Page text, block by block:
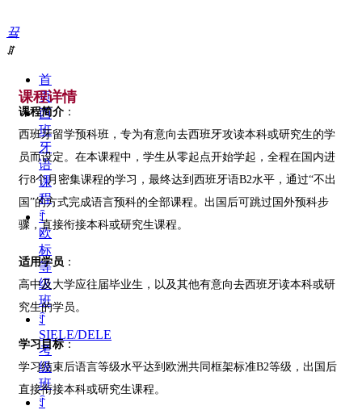
끀
ꁲ
首
页
西
班
牙
语
课
程
ꄷ
欧
标
等
级
班
ꄷ
SIELE/DELE
考
级
班
ꄷ
课程详情
课程简介 ：
西班牙留学预科班，专为有意向去西班牙攻读本科或研究生的学
员而设定。在本课程中，学生从零起点开始学起，全程在国内进
行8个月密集课程的学习，最终达到西班牙语B2水平，通过“不出
国”的方式完成语言预科的全部课程。出国后可跳过国外预科步
骤，直接衔接本科或研究生课程。
适用学员 ：
高中及大学应往届毕业生，以及其他有意向去西班牙读本科或研
究生的学员。
学习目标：
学习结束后语言等级水平达到欧洲共同框架标准B2等级，出国后
直接衔接本科或研究生课程。